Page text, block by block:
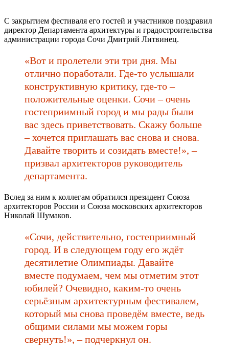
С закрытием фестиваля его гостей и участников поздравил
директор Департамента архитектуры и градостроительства
администрации города Сочи Дмитрий Литвинец.
«Вот и пролетели эти три дня. Мы
отлично поработали. Где-то услышали
конструктивную критику, где-то –
положительные оценки. Сочи – очень
гостеприимный город и мы рады были
вас здесь приветствовать. Скажу больше
– хочется приглашать вас снова и снова.
Давайте творить и созидать вместе!», –
призвал архитекторов руководитель
департамента.
Вслед за ним к коллегам обратился президент Союза
архитекторов России и Союза московских архитекторов
Николай Шумаков.
«Сочи, действительно, гостеприимный
город. И в следующем году его ждёт
десятилетие Олимпиады. Давайте
вместе подумаем, чем мы отметим этот
юбилей? Очевидно, каким-то очень
серьёзным архитектурным фестивалем,
который мы снова проведём вместе, ведь
общими силами мы можем горы
свернуть!», – подчеркнул он.